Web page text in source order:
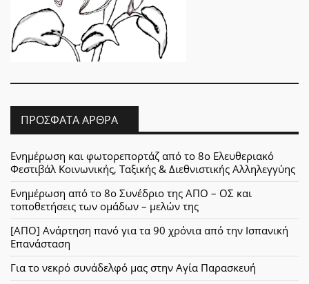
ΠΡΌΣΦΑΤΑ ΆΡΘΡΑ
Ενημέρωση και φωτορεπορτάζ από το 8ο Ελευθεριακό
Φεστιβάλ Κοινωνικής, Ταξικής & Διεθνιστικής Αλληλεγγύης
Ενημέρωση από το 8ο Συνέδριο της ΑΠΟ – ΟΣ και
τοποθετήσεις των ομάδων – μελών της
[ΑΠΟ] Ανάρτηση πανό για τα 90 χρόνια από την Ισπανική
Επανάσταση
Για το νεκρό συνάδελφό μας στην Αγία Παρασκευή